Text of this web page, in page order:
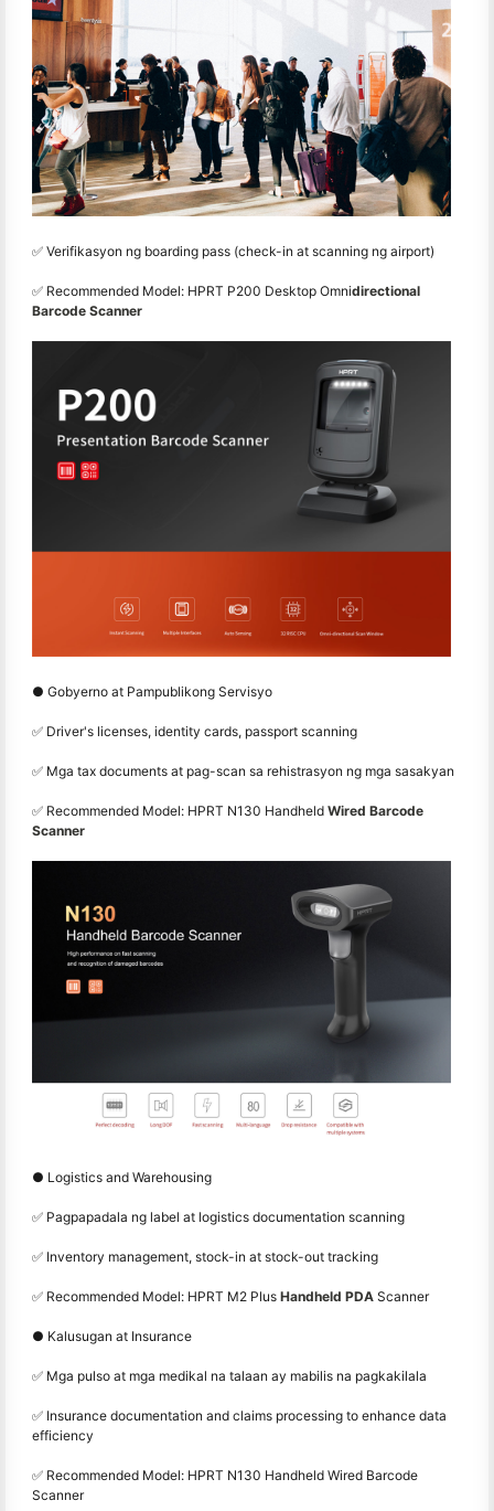
✅ Verifikasyon ng boarding pass (check-in at scanning ng airport)
✅ Recommended Model: HPRT P200 Desktop Omnidirectional
Barcode Scanner
● Gobyerno at Pampublikong Servisyo
✅ Driver's licenses, identity cards, passport scanning
✅ Mga tax documents at pag-scan sa rehistrasyon ng mga sasakyan
✅ Recommended Model: HPRT N130 Handheld Wired Barcode
Scanner
● Logistics and Warehousing
✅ Pagpapadala ng label at logistics documentation scanning
✅ Inventory management, stock-in at stock-out tracking
✅ Recommended Model: HPRT M2 Plus Handheld PDA Scanner
● Kalusugan at Insurance
✅ Mga pulso at mga medikal na talaan ay mabilis na pagkakilala
✅ Insurance documentation and claims processing to enhance data
efficiency
✅ Recommended Model: HPRT N130 Handheld Wired Barcode
Scanner